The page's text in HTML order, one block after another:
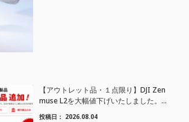
【アウトレット品・１点限り】DJI Zen
muse L2を大幅値下げいたしました。｜
HELICAM STORE
投稿日： 2026.08.04